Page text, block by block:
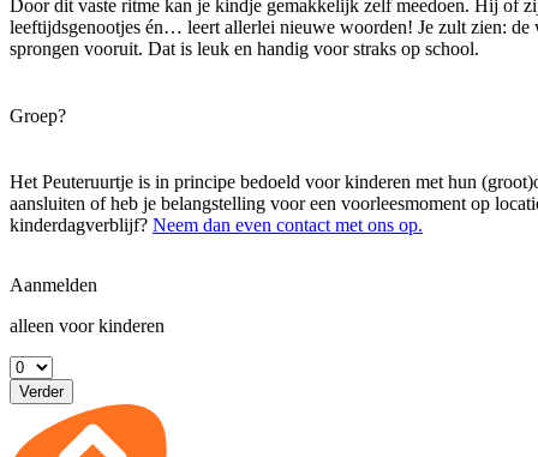
Door dit vaste ritme kan je kindje gemakkelijk zelf meedoen. Hij of
leeftijdsgenootjes én… leert allerlei nieuwe woorden! Je zult zien: de
sprongen vooruit. Dat is leuk en handig voor straks op school.
Groep?
Het Peuteruurtje is in principe bedoeld voor kinderen met hun
aansluiten of heb je belangstelling voor een voorleesmoment op
kinderdagverblijf? Neem dan even contact met ons op.
Aanmelden
alleen voor kinderen
Verder